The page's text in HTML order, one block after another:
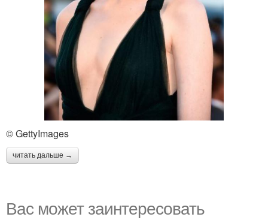
© GettyImages
читать дальше →
Вас может заинтересовать